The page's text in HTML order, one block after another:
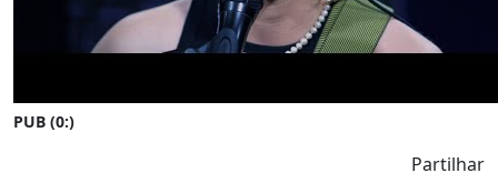
PUB (0:)
Partilhar